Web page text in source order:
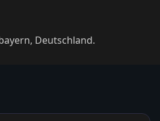
Deutschland.